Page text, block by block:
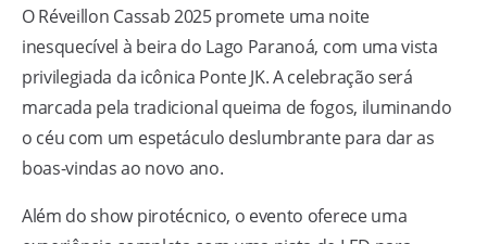
O Réveillon Cassab 2025 promete uma noite
inesquecível à beira do Lago Paranoá, com uma vista
privilegiada da icônica Ponte JK. A celebração será
marcada pela tradicional queima de fogos, iluminando
o céu com um espetáculo deslumbrante para dar as
boas-vindas ao novo ano.
Além do show pirotécnico, o evento oferece uma